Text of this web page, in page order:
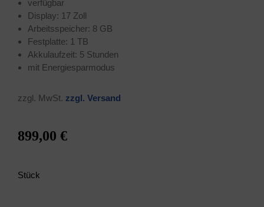
ver­füg­bar
Dis­play: 17 Zoll
Arbeits­spei­cher: 8 GB
Fest­plat­te: 1 TB
Akku­lauf­zeit: 5 Stunden
mit Ener­gie­spar­mo­dus
zzgl. MwSt. zzgl. Ver­sand
899,00 €
Stück